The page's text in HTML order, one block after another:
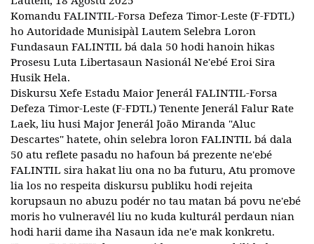
Lautem, 18 Agostu 2025
Komandu FALINTIL-Forsa Defeza Timor-Leste (F-FDTL)
ho Autoridade Munisipàl Lautem Selebra Loron
Fundasaun FALINTIL bá dala 50 hodi hanoin hikas
Prosesu Luta Libertasaun Nasionál Ne'ebé Eroi Sira
Husik Hela.
Diskursu Xefe Estadu Maior Jenerál FALINTIL-Forsa
Defeza Timor-Leste (F-FDTL) Tenente Jenerál Falur Rate
Laek, liu husi Major Jenerál João Miranda "Aluc
Descartes" hatete, ohin selebra loron FALINTIL bá dala
50 atu reflete pasadu no hafoun bá prezente ne'ebé
FALINTIL sira hakat liu ona no ba futuru, Atu promove
lia los no respeita diskursu publiku hodi rejeita
korupsaun no abuzu podér no tau matan bá povu ne'ebé
moris ho vulneravél liu no kuda kulturál perdaun nian
hodi harii dame iha Nasaun ida ne'e mak konkretu.